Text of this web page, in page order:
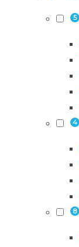
5
4
8